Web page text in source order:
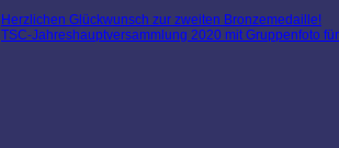
Herzlichen Glückwunsch zur zweiten Bronzemedaille!
TSC-Jahreshauptversammlung 2020 mit Gruppenfoto